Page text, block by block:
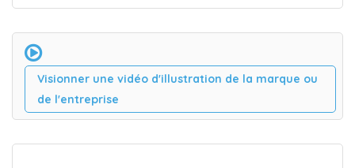
Visionner une vidéo d'illustration de la marque ou
de l'entreprise